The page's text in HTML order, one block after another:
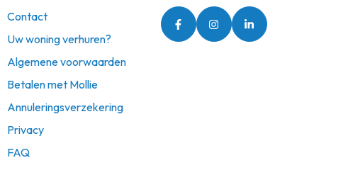
Contact
Uw woning verhuren?
Algemene voorwaarden
Betalen met Mollie
Annuleringsverzekering
Privacy
FAQ